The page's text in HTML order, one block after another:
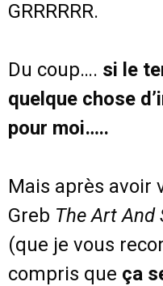
GRRRRRR.
Du coup…. si le
quelque chose
pour moi…..
Mais après avoir
Greb The Art And
(que je vous
compris que ça